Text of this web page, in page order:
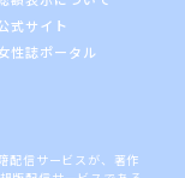
式サイト
性誌ポータル
配信サービスが、著作